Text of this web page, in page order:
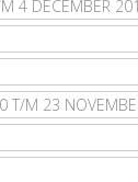
4 DECEMBER
T/M 23